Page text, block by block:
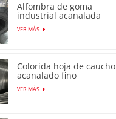
Alfombra de goma
industrial acanalada
fina de alta calidad
VER MÁS
Colorida hoja de caucho
acanalado fino
antideslizante con
precio bajo
VER MÁS